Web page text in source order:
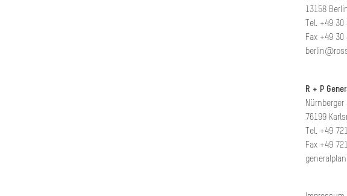
13158
Tel. +49 30
Fax +49
R + P
Nürnberger
76199
Tel. +49
Fax +49